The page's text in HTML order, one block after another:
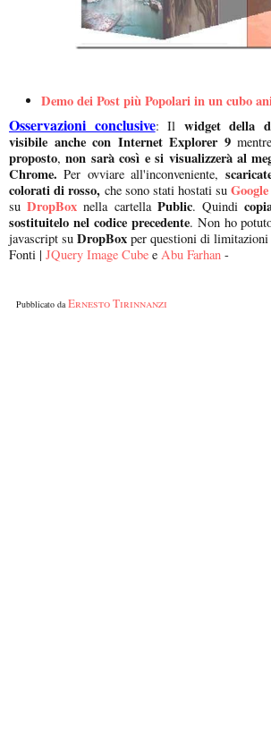
Demo dei Post più Popolari in un cubo
Osservazioni conclusive: Il widget della
visibile anche con Internet Explorer 9
proposto,non sarà così e si visualizzerà al
Chrome. Per ovviare all'inconveniente,
colorati di rosso, che sono stati hostati su
su DropBox nella cartellaPublic. Quindi
sostituitelo nel codice precedente. Non ho
javascript su DropBox per questioni di limitazioni
Fonti | JQuery Image Cube e Abu Farhan -
Pubblicato daErnesto Tirinnanzi